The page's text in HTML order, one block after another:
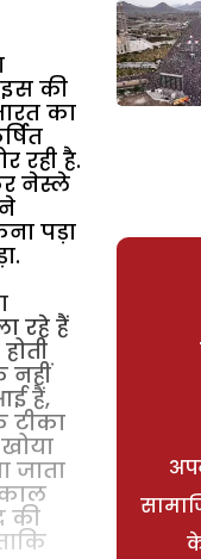
की
का
रही है.
नेस्ले
पड़ा
रहे हैं
नहीं
हैं,
टीका
जाता
की